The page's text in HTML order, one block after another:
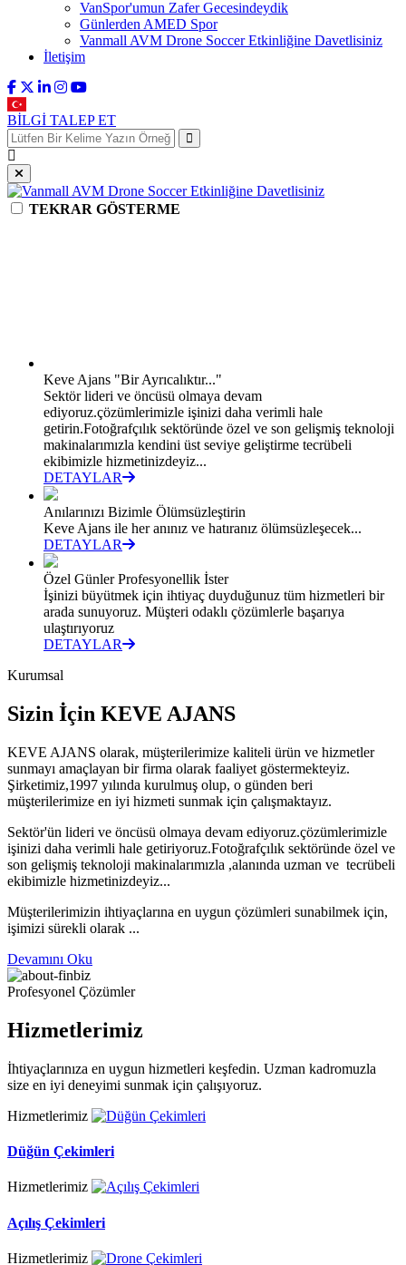
VanSpor'umun Zafer Gecesindeydik
Günlerden AMED Spor
Vanmall AVM Drone Soccer Etkinliğine Davetlisiniz
İletişim
BİLGİ TALEP ET
TEKRAR GÖSTERME
Keve Ajans "Bir Ayrıcalıktır..."
Sektör lideri ve öncüsü olmaya devam
ediyoruz.çözümlerimizle işinizi daha verimli hale
getirin.Fotoğrafçılık sektöründe özel ve son gelişmiş teknoloji
makinalarımızla kendini üst seviye geliştirme tecrübeli
ekibimizle hizmetinizdeyiz...
DETAYLAR
Anılarınızı Bizimle Ölümsüzleştirin
Keve Ajans ile her anınız ve hatıranız ölümsüzleşecek...
DETAYLAR
Özel Günler Profesyonellik İster
İşinizi büyütmek için ihtiyaç duyduğunuz tüm hizmetleri bir
arada sunuyoruz. Müşteri odaklı çözümlerle başarıya
ulaştırıyoruz
DETAYLAR
Kurumsal
Sizin İçin KEVE AJANS
KEVE AJANS olarak, müşterilerimize kaliteli ürün ve hizmetler
sunmayı amaçlayan bir firma olarak faaliyet göstermekteyiz.
Şirketimiz,1997 yılında kurulmuş olup, o günden beri
müşterilerimize en iyi hizmeti sunmak için çalışmaktayız.
Sektör'ün lideri ve öncüsü olmaya devam ediyoruz.çözümlerimizle
işinizi daha verimli hale getiriyoruz.Fotoğrafçılık sektöründe özel ve
son gelişmiş teknoloji makinalarımızla ,alanında uzman ve tecrübeli
ekibimizle hizmetinizdeyiz...
Müşterilerimizin ihtiyaçlarına en uygun çözümleri sunabilmek için,
işimizi sürekli olarak ...
Devamını Oku
Profesyonel Çözümler
Hizmetlerimiz
İhtiyaçlarınıza en uygun hizmetleri keşfedin. Uzman kadromuzla
size en iyi deneyimi sunmak için çalışıyoruz.
Hizmetlerimiz
Düğün Çekimleri
Hizmetlerimiz
Açılış Çekimleri
Hizmetlerimiz